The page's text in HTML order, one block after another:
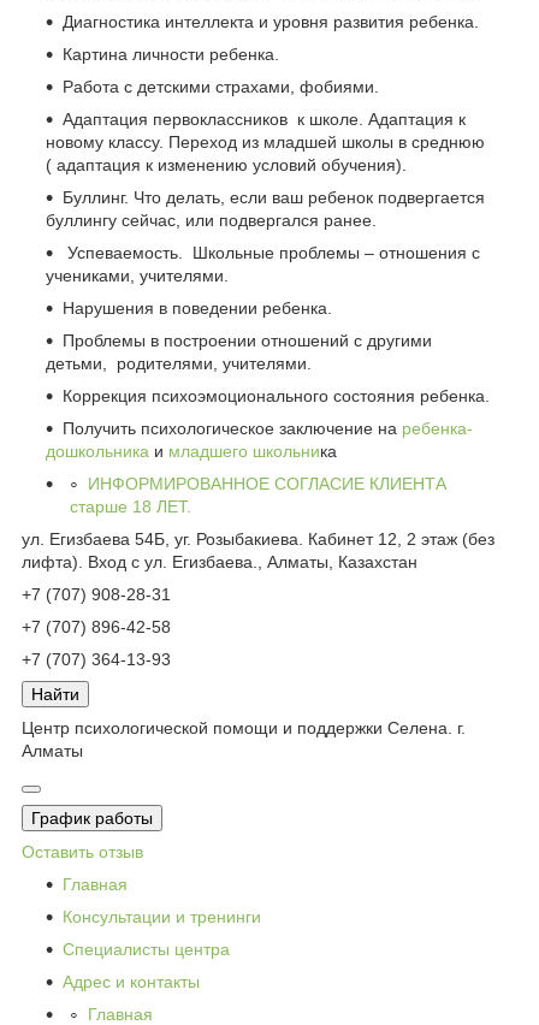
Диагностика интеллекта и уровня развития ребенка.
Картина личности ребенка.
Работа с детскими страхами, фобиями.
Адаптация первоклассников к школе. Адаптация к
новому классу. Переход из младшей школы в среднюю
( адаптация к изменению условий обучения).
Буллинг. Что делать, если ваш ребенок подвергается
буллингу сейчас, или подвергался ранее.
Успеваемость. Школьные проблемы – отношения с
учениками, учителями.
Нарушения в поведении ребенка.
Проблемы в построении отношений с другими
детьми, родителями, учителями.
Коррекция психоэмоционального состояния ребенка.
Получить психологическое заключение на ребенка-
дошкольника и младшего школьника
ИНФОРМИРОВАННОЕ СОГЛАСИЕ КЛИЕНТА
старше 18 ЛЕТ.
ул. Егизбаева 54Б, уг. Розыбакиева. Кабинет 12, 2 этаж (без
лифта). Вход с ул. Егизбаева., Алматы, Казахстан
+7 (707) 908-28-31
+7 (707) 896-42-58
+7 (707) 364-13-93
Найти
Центр психологической помощи и поддержки Селена. г.
Алматы
График работы
Оставить отзыв
Главная
Консультации и тренинги
Специалисты центра
Адрес и контакты
Главная